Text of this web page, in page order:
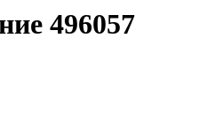
496057